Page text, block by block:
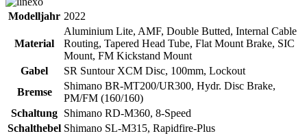
Modelljahr 2022
Material
Aluminium Lite, AMF, Double Butted, Internal Cable
Routing, Tapered Head Tube, Flat Mount Brake, SIC
Mount, FM Kickstand Mount
Gabel
SR Suntour XCM Disc, 100mm, Lockout
Bremse
Shimano BR-MT200/UR300, Hydr. Disc Brake,
PM/FM (160/160)
Schaltung Shimano RD-M360, 8-Speed
Schalthebel Shimano SL-M315, Rapidfire-Plus